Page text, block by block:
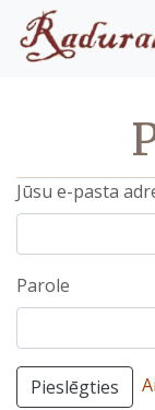
Jūsu e-pasta
Parole
Pieslēgties